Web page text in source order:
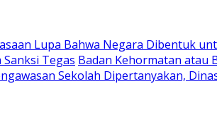
Lupa Bahwa Negara Dibentuk
Tegas Badan Kehormatan atau
Sekolah Dipertanyakan,